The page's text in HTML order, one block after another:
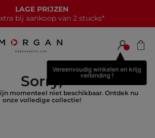
LAGE PRIJZEN
bij aankoop van 2 stucks*
Vereenvoudig winkelen en krijg
verbinding !
Sorry,
momenteel niet beschikbaar. Ontdek nu
onze volledige collectie!